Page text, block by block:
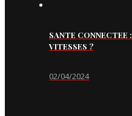
SANTE CONNECTEE
VITESSES ?
02/04/2024